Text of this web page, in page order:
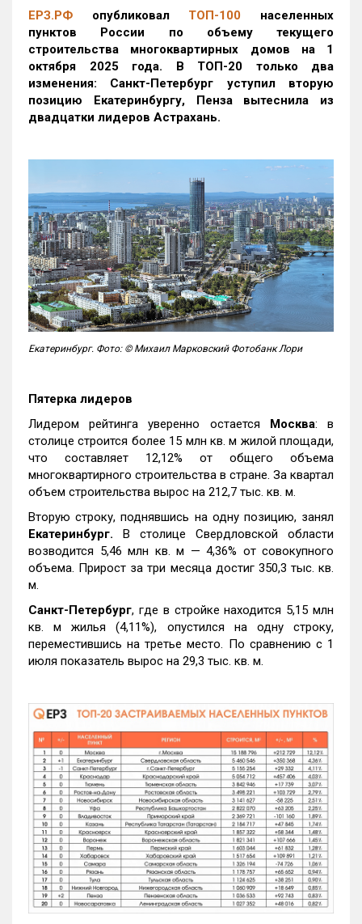
ЕРЗ.РФ опубликовал ТОП-100 населенных
пунктов России по объему текущего
строительства многоквартирных домов на 1
октября 2025 года. В ТОП-20 только два
изменения: Санкт-Петербург уступил вторую
позицию Екатеринбургу, Пенза вытеснила из
двадцатки лидеров Астрахань.
Екатеринбург. Фото: © Михаил Марковский Фотобанк Лори
Пятерка лидеров
Лидером рейтинга уверенно остается Москва: в
столице строится более 15 млн кв. м жилой площади,
что составляет 12,12% от общего объема
многоквартирного строительства в стране. За квартал
объем строительства вырос на 212,7 тыс. кв. м.
Вторую строку, поднявшись на одну позицию, занял
Екатеринбург. В столице Свердловской области
возводится 5,46 млн кв. м — 4,36% от совокупного
объема. Прирост за три месяца достиг 350,3 тыс. кв.
м.
Санкт-Петербург, где в стройке находится 5,15 млн
кв. м жилья (4,11%), опустился на одну строку,
переместившись на третье место. По сравнению с 1
июля показатель вырос на 29,3 тыс. кв. м.